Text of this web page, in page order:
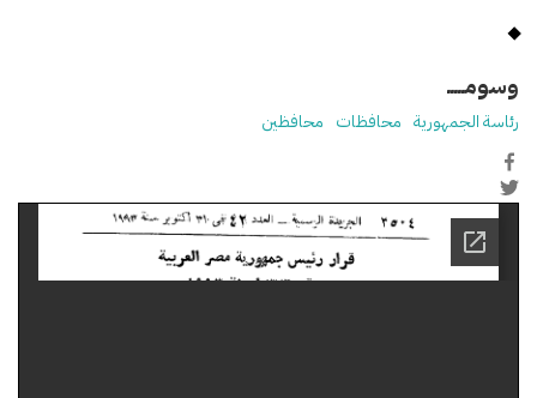
وسومـــــ
رئاسة الجمهورية محافظات محافظين